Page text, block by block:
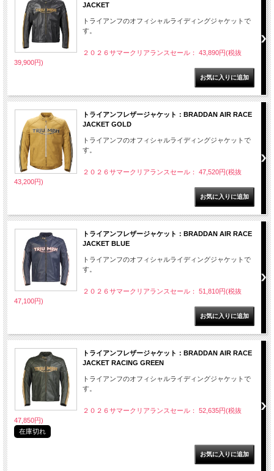
JACKET
トライアンフのオフィシャルライディングジャケットで
す。
２０２６サマークリアランスセール： 43,890円(税抜
39,900円)
トライアンフレザージャケット：BRADDAN AIR RACE
JACKET GOLD
トライアンフのオフィシャルライディングジャケットで
す。
２０２６サマークリアランスセール： 47,520円(税抜
43,200円)
トライアンフレザージャケット：BRADDAN AIR RACE
JACKET BLUE
トライアンフのオフィシャルライディングジャケットで
す。
２０２６サマークリアランスセール： 51,810円(税抜
47,100円)
トライアンフレザージャケット：BRADDAN AIR RACE
JACKET RACING GREEN
トライアンフのオフィシャルライディングジャケットで
す。
２０２６サマークリアランスセール： 52,635円(税抜
47,850円)
在庫切れ